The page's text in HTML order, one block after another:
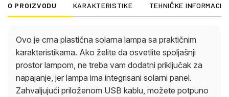
O PROIZVODU KARAKTERISTIKE TEHNIČKE
Ovo je crna plastična solarna lampa sa praktičnim
karakteristikama. Ako želite da osvetlite spoljašnji
prostor lampom, ne treba vam dodatni priključak za
napajanje, jer lampa ima integrisani solarni panel.
Zahvaljujući priloženom USB kablu, možete potpuno